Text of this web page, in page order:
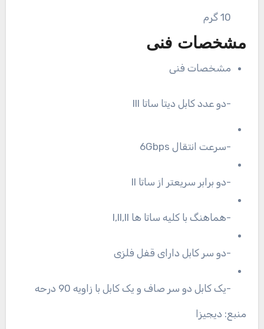
10 گرم
مشخصات فنی
مشخصات فنی
-دو عدد کابل دیتا ساتا lll
-سرعت انتقال 6Gbps
-دو برابر سریعتر از ساتا ll
-هماهنگ با کلیه ساتا ها l,ll,ll
-دو سر کابل دارای قفل فلزی
-یک کابل دو سر صاف و یک کابل با زاویه 90 درحه
منبع: دیجیزا